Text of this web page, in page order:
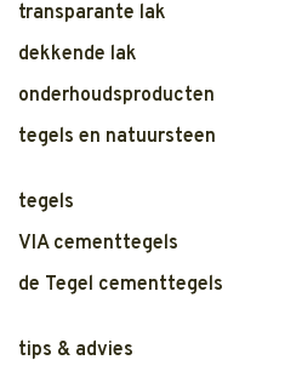
transparante lak
dekkende lak
onderhoudsproducten
tegels en natuursteen
tegels
VIA cementtegels
de Tegel cementtegels
tips & advies